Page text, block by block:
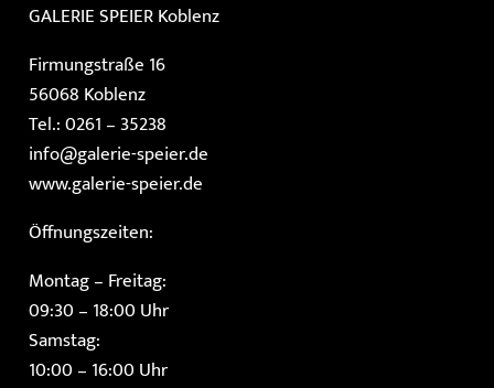
GALERIE SPEIERKoblenz
Firmungstraße 16
56068 Koblenz
Tel.: 0261 – 35238
info@galerie-speier.de
www.galerie-speier.de
Öffnungszeiten:
Montag – Freitag:
09:30 – 18:00 Uhr
Samstag:
10:00 – 16:00 Uhr